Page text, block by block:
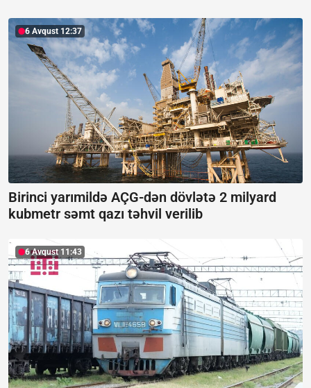
6 Avqust 12:37
Birinci yarımildə AÇG-dən dövlətə 2 milyard
kubmetr səmt qazı təhvil verilib
6 Avqust 11:43